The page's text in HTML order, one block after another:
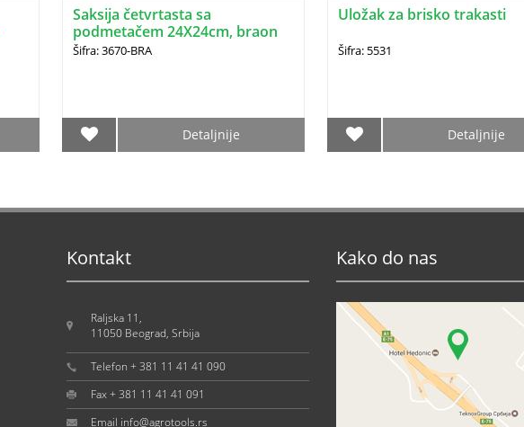
Saksija četvrtasta sa
podmetačem 24X24cm, braon
DRINA
Šifra: 3670-BRA
Detaljnije
Uložak za brisko trakasti
Šifra: 5531
Detaljnije
Kontakt
Raljska 11,
11050 Beograd, Srbija
Telefon + 381 11 41 41 090
Fax + 381 11 41 41 091
Email info@agrotools.rs
Kako do nas